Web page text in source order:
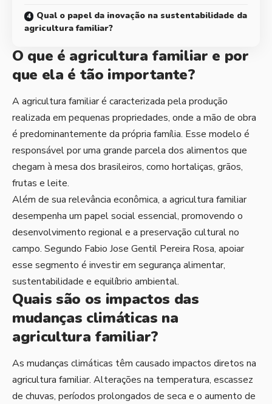
Qual o papel da inovação na sustentabilidade da
agricultura familiar?
O que é agricultura familiar e por
que ela é tão importante?
A agricultura familiar é caracterizada pela produção
realizada em pequenas propriedades, onde a mão de obra
é predominantemente da própria família. Esse modelo é
responsável por uma grande parcela dos alimentos que
chegam à mesa dos brasileiros, como hortaliças, grãos,
frutas e leite.
Além de sua relevância econômica, a agricultura familiar
desempenha um papel social essencial, promovendo o
desenvolvimento regional e a preservação cultural no
campo. Segundo Fabio Jose Gentil Pereira Rosa, apoiar
esse segmento é investir em segurança alimentar,
sustentabilidade e equilíbrio ambiental.
Quais são os impactos das
mudanças climáticas na
agricultura familiar?
As mudanças climáticas têm causado impactos diretos na
agricultura familiar. Alterações na temperatura, escassez
de chuvas, períodos prolongados de seca e o aumento de